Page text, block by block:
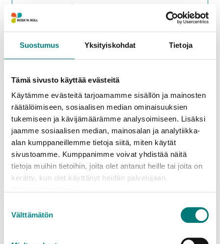
Suostumus Yksityiskohdat Tietoja
Tämä sivusto käyttää evästeitä
Käytämme evästeitä tarjoamamme sisällön ja mainosten
räätälöimiseen, sosiaalisen median ominaisuuksien
tukemiseen ja kävijämäärämme analysoimiseen. Lisäksi
jaamme sosiaalisen median, mainosalan ja analytiikka-
alan kumppaneillemme tietoja siitä, miten käytät
sivustoamme. Kumppanimme voivat yhdistää näitä
tietoja muihin tietoihin, joita olet antanut heille tai joita on
kerätty, kun olet käyttänyt heidän palvelujaan.
valinta
Välttämätön
Vad innehåller tömningsavgiften för
sopkärlet?
Min räkning innehåller
tilläggsavgifter, vad är det fråga om?
Jag har flyttat och fick en
betalningspåminnelse med
avfallsfakturan. Har inte min
adressändring kommit fram?
börja använda en sådan?